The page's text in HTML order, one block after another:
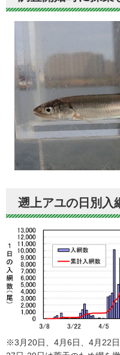
遡上アユの日別入
※3月20日、4月6日、4月22